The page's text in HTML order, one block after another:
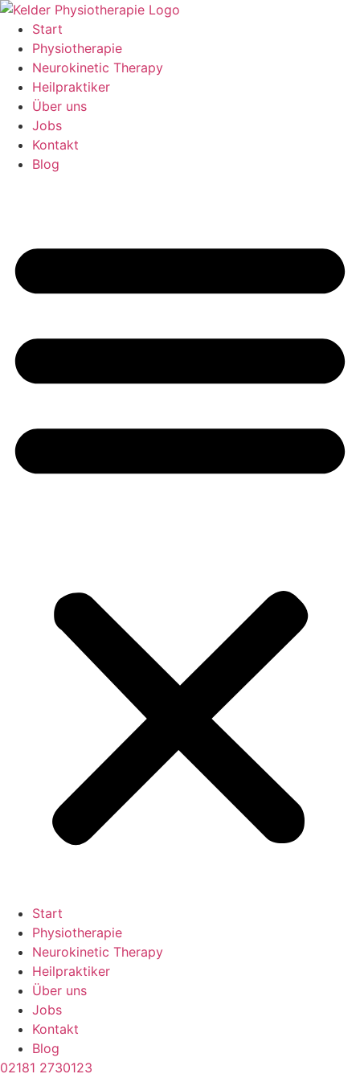
Zum
Inhalt
springen
Start
Physiotherapie
Neurokinetic Therapy
Heilpraktiker
Über uns
Jobs
Kontakt
Blog
Start
Physiotherapie
Neurokinetic Therapy
Heilpraktiker
Über uns
Jobs
Kontakt
Blog
02181 2730123